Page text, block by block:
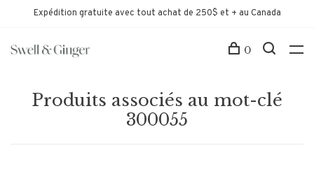
Expédition gratuite avec tout achat de 250$ et + au Canada
0
Produits associés au mot-clé
300055